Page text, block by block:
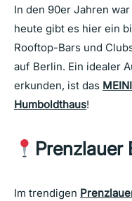
In den 90er Jahren war
heute gibt es hier ein
Rooftop-Bars und
auf Berlin. Ein idealer
erkunden, ist das
Humboldthaus!
Prenzlauer
Im trendigen